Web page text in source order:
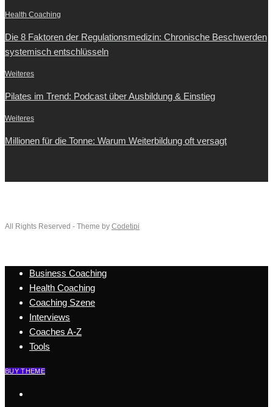
Health Coaching
Die 8 Faktoren der Regulationsmedizin: Chronische Beschwerden
systemisch entschlüsseln
Weiteres
Pilates im Trend: Podcast über Ausbildung & Einstieg
Weiteres
Millionen für die Tonne: Warum Weiterbildung oft versagt
All Rights Reserved - Theme by Codetipi
Business Coaching
Health Coaching
Coaching Szene
Interviews
Coaches A-Z
Tools
BUY THEME